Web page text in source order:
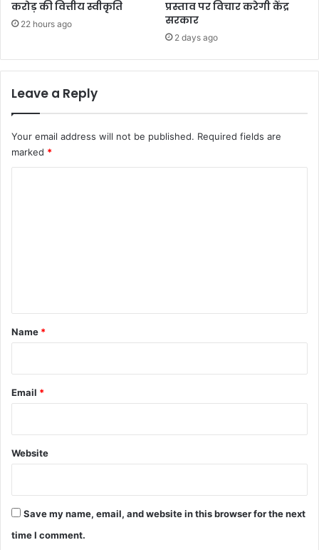
करोड़ की वित्तीय स्वीकृति
22 hours ago
प्रस्ताव पर विचार करेगी केंद्र
सरकार
2 days ago
Leave a Reply
Your email address will not be published. Required fields are
marked *
*
Name *
Email *
Website
Save my name, email, and website in this browser for the next
time I comment.